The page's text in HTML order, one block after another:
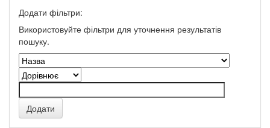
Додати фільтри:
Використовуйте фільтри для уточнення результатів
пошуку.